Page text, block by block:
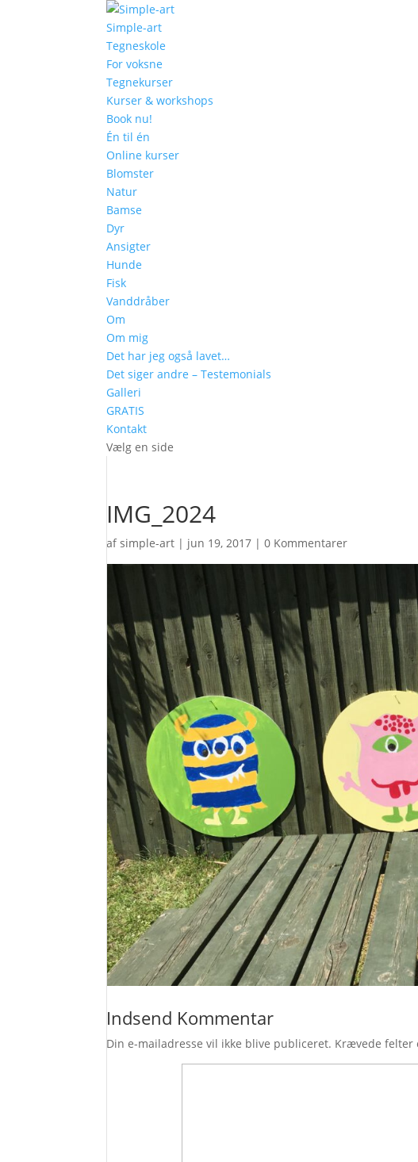
Simple-art
Tegneskole
For voksne
Tegnekurser
Kurser & workshops
Book nu!
Én til én
Online kurser
Blomster
Natur
Bamse
Dyr
Ansigter
Hunde
Fisk
Vanddråber
Om
Om mig
Det har jeg også lavet…
Det siger andre – Testemonials
Galleri
GRATIS
Kontakt
Vælg en side
IMG_2024
afsimple-art | jun 19, 2017 |0 Kommentarer
Indsend Kommentar
Din e-mailadresse vil ikke blive publiceret. Krævede felter